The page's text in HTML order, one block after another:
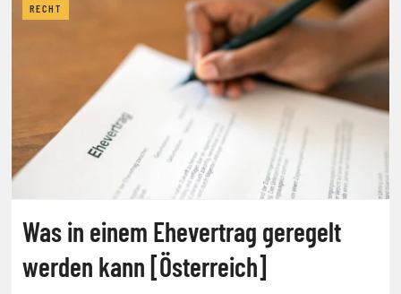
RECHT
Was in einem Ehevertrag geregelt
werden kann [Österreich]